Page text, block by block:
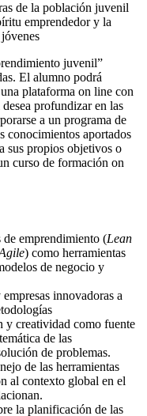
de la población juvenil
emprendedor y la
juvenil”
El alumno podrá
plataforma on line con
profundizar en las
a un programa de
conocimientos aportados
sus propios objetivos o
curso de formación on
emprendimiento (Lean
) como herramientas
de negocio y
innovadoras a
y creatividad como fuente
de las
de problemas.
de las herramientas
al contexto global en el
la planificación de las